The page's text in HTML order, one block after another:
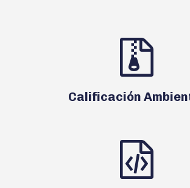
Calificación